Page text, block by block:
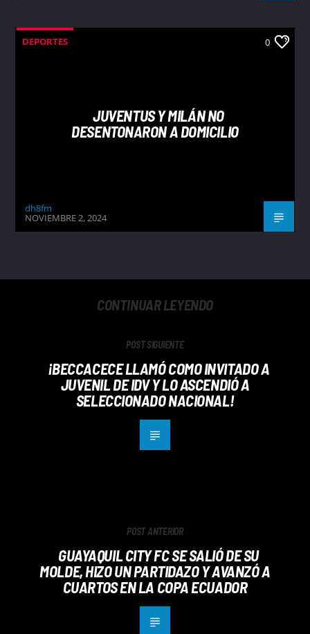
DEPORTES 0
JUVENTUS Y MILÁN NO
DESENTONARON A DOMICILIO
dh8fm
NOVIEMBRE 2, 2024
CONTINUAR LEYENDO
POST SIGUIENTE
¡BECCACECE LLAMÓ COMO INVITADO A
JUVENIL DE IDV Y LO ASCENDIÓ A
SELECCIONADO NACIONAL!
POST ANTERIOR
GUAYAQUIL CITY FC SE SALIÓ DE SU
MOLDE, HIZO UN PARTIDAZO Y AVANZÓ A
CUARTOS EN LA COPA ECUADOR